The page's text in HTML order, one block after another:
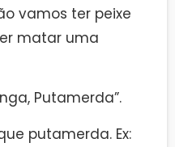
vamos ter peixe
matar uma
Putamerda”.
putamerda. Ex: